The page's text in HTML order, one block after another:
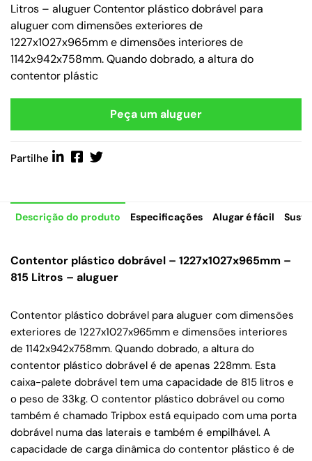
Litros – aluguer Contentor plástico dobrável para
aluguer com dimensões exteriores de
1227x1027x965mm e dimensões interiores de
1142x942x758mm. Quando dobrado, a altura do
contentor plástic
Peça um aluguer
Partilhe
Descrição do produto Especificações Alugar é fácil
Contentor plástico dobrável – 1227x1027x965mm –
815 Litros – aluguer
Contentor plástico dobrável para aluguer com dimensões
exteriores de 1227x1027x965mm e dimensões interiores
de 1142x942x758mm. Quando dobrado, a altura do
contentor plástico dobrável é de apenas 228mm. Esta
caixa-palete dobrável tem uma capacidade de 815 litros e
o peso de 33kg. O contentor plástico dobrável ou como
também é chamado Tripbox está equipado com uma porta
dobrável numa das laterais e também é empilhável. A
capacidade de carga dinâmica do contentor plástico é de